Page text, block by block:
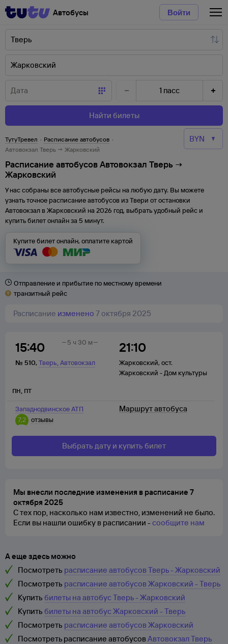
Автобусы Войти
1 пасс
Найти билеты
ТутуТревел · Расписание автобусов ·
Автовокзал Тверь → Жарковский
Расписание автобусов Автовокзал Тверь →
Жарковский
У нас собраны все автобусные рейсы на любую дату. Вы можете
узнать точное расписание автобусов изТвери отостановки
Автовокзал в Жарковский на 2026 год, выбрать удобный рейс и
купить билет онлайн за 5 минут.
Купите билет онлайн, оплатите картой
Отправление и прибытие по местному времени
транзитный рейс
Расписание изменено 7 октября 2025
15:40
№ 510, Тверь,Автовокзал
21:10
Жарковский, ост.
Жарковский - Дом культуры
5 ч 30 м
Западнодвинское АТП
7,2
отзывы
пн, пт
Маршрут автобуса
Выбрать дату и купить билет
Мы внесли последние изменения в расписание 7
октября 2025
С тех пор, насколько нам известно, изменений не было.
Если вы нашли ошибку в расписании -сообщите нам
А еще здесь можно
Посмотреть расписание автобусов Тверь - Жарковский
Посмотреть расписание автобусов Жарковский - Тверь
Купить билеты на автобус Тверь - Жарковский
Купить билеты на автобус Жарковский - Тверь
Посмотреть расписание автобусов Жарковский
Посмотреть расписание автобусовАвтовокзал Тверь